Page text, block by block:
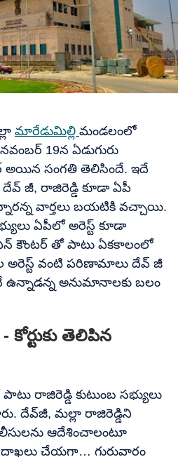
మారేడుమిల్లి మండలంలో
19న ఏడుగురు
అయిన సంగతి తెలిసిందే. ఇదే
జీ, రాజిరెడ్డి కూడా ఏపీ
వార్తలు బయటికి వచ్చాయి.
ఏపీలో అరెస్ట్ కూడా
కౌంటర్ తో పాటు ఏకకాలంలో
వంటి పరిణామాలు దేవ్ జీ
ఉన్నాడన్న అనుమానాలకు బలం
తెలిపిన
రాజిరెడ్డి కుటుంబ సభ్యులు
దేవ్‌జీ, మల్లా రాజిరెడ్డిని
ఆదేశించాలంటూ
చేయగా… గురువారం